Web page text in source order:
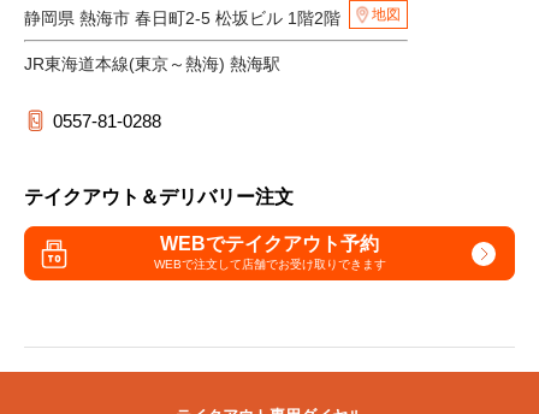
静岡県 熱海市 春日町2-5 松坂ビル 1階2階
地図
JR東海道本線(東京～熱海) 熱海駅
0557-81-0288
テイクアウト＆デリバリー注文
WEBでテイクアウト予約
WEBで注文して店舗でお受け取りできます